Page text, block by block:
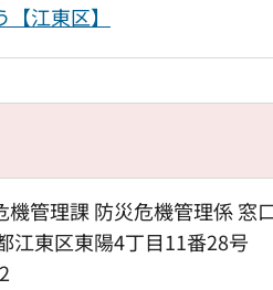
江東区】
機管理課 防災危機管理係 窓
江東区東陽4丁目11番28号